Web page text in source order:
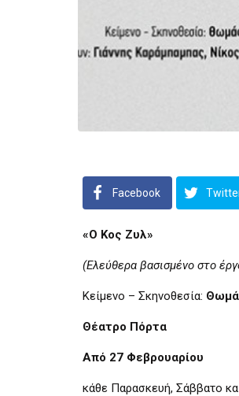
Facebook
«Ο Κος Ζυλ»
(Ελεύθερα βασισμένο στο
Κείμενο – Σκηνοθεσία:
Θέατρο Πόρτα
Από 27 Φεβρουαρίου
κάθε Παρασκευή, Σάββατο